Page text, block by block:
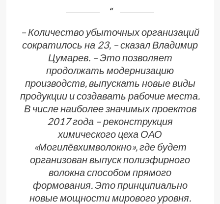
– Количество убыточных организаций
сократилось на 23, – сказал Владимир
Цумарев. – Это позволяет
продолжать модернизацию
производств, выпускать новые виды
продукции и создавать рабочие места.
В числе наиболее значимых проектов
2017 года – реконструкция
химического цеха ОАО
«Могилёвхимволокно», где будет
организован выпуск полиэфирного
волокна способом прямого
формования. Это принципиально
новые мощности мирового уровня.